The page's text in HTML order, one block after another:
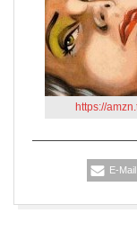
https://
E-Mail